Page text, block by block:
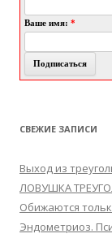
Ваше имя: *
СВЕЖИЕ ЗАПИСИ
Выход из
ЛОВУШКА
Обижаются
Эндометриоз.